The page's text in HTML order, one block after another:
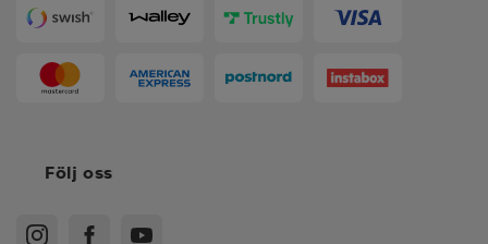
Följ oss